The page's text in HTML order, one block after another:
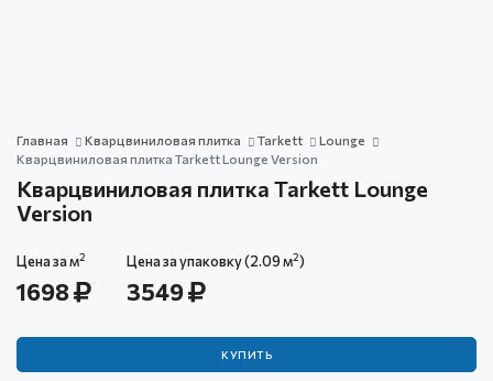
Главная Кварцвиниловая плитка Tarkett
Lounge
Кварцвиниловая плитка Tarkett Lounge Version
Кварцвиниловая плитка Tarkett Lounge
Version
Цена за м2
1698
Цена за упаковку (2.09 м2)
3549
КУПИТЬ